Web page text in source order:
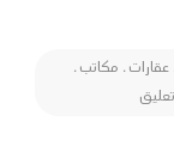
. فيلا . عقارات . مكاتب .